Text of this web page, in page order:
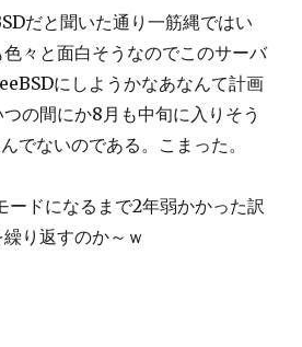
だと聞いた通り一筋縄ではい
々と面白そうなのでこのサーバ
にしようかなあなんて計画
の間にか8月も中旬に入りそう
でないのである。こまった。
ードになるまで2年弱かかった訳
り返すのか～ｗ